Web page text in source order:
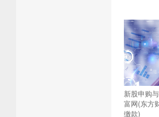
新股申购
富网(东方
缴款)